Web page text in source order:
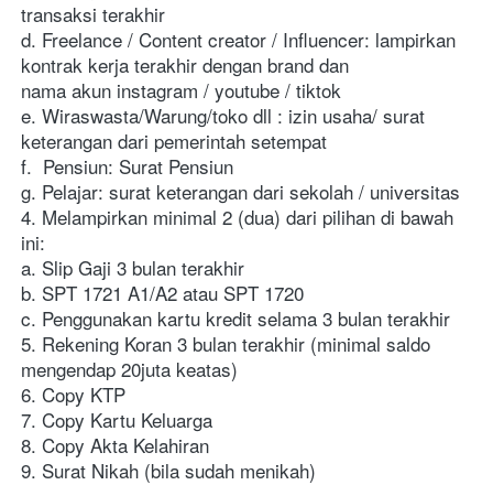
transaksi terakhir
d. Freelance / Content creator / Influencer: lampirkan
kontrak kerja terakhir dengan brand dan
nama akun instagram / youtube / tiktok
e. Wiraswasta/Warung/toko dll : izin usaha/ surat
keterangan dari pemerintah setempat
f.  Pensiun: Surat Pensiun
g. Pelajar: surat keterangan dari sekolah / universitas
4. Melampirkan minimal 2 (dua) dari pilihan di bawah
ini:
a. Slip Gaji 3 bulan terakhir
b. SPT 1721 A1/A2 atau SPT 1720
c. Penggunakan kartu kredit selama 3 bulan terakhir
5. Rekening Koran 3 bulan terakhir (minimal saldo
mengendap 20juta keatas)
6. Copy KTP
7. Copy Kartu Keluarga
8. Copy Akta Kelahiran
9. Surat Nikah (bila sudah menikah)